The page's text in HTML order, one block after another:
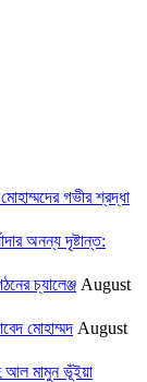
গভীর শ্রদ্ধা
অনন্য দৃষ্টান্ত:
চ্যালেঞ্জ August
মোহাম্মদ August
আল মামুন ভূঁইয়া